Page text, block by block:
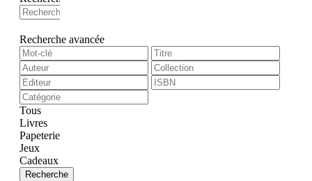
Recherche avancée
Tous
Livres
Papeterie
Jeux
Cadeaux
Recherche